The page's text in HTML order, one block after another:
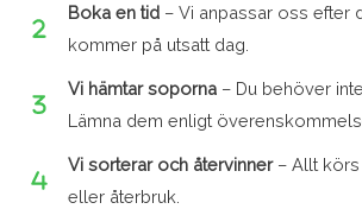
Boka en tid – Vi anpassar oss efter
kommer på utsatt dag.
Vi hämtar soporna – Du behöver
Lämna dem enligt
Vi sorterar och återvinner– Allt körs
eller återbruk.